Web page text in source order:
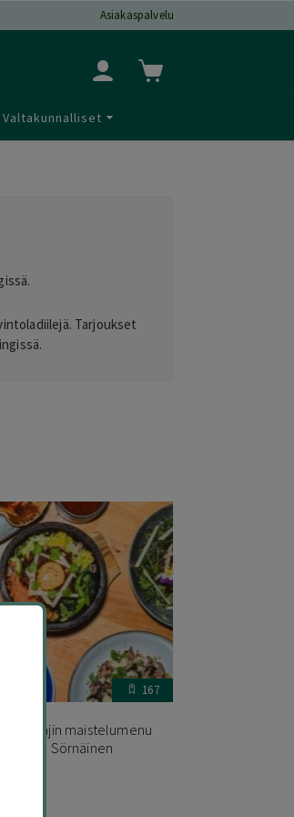
Asiakaspalvelu
Valtakunnalliset
Tarjoukset
167
maistelumenu
Sörnäinen